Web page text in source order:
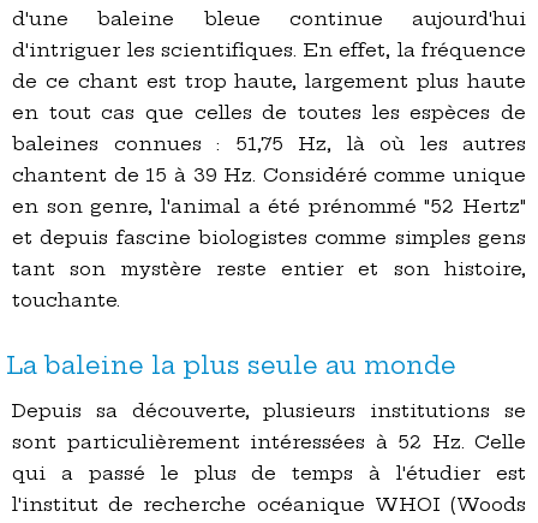
d'une baleine bleue continue aujourd'hui
d'intriguer les scientifiques. En effet, la fréquence
de ce chant est trop haute, largement plus haute
en tout cas que celles de toutes les espèces de
baleines connues : 51,75 Hz, là où les autres
chantent de 15 à 39 Hz. Considéré comme unique
en son genre, l'animal a été prénommé "52 Hertz"
et depuis fascine biologistes comme simples gens
tant son mystère reste entier et son histoire,
touchante.
La baleine la plus seule au monde
Depuis sa découverte, plusieurs institutions se
sont particulièrement intéressées à 52 Hz. Celle
qui a passé le plus de temps à l'étudier est
l'institut de recherche océanique WHOI (Woods